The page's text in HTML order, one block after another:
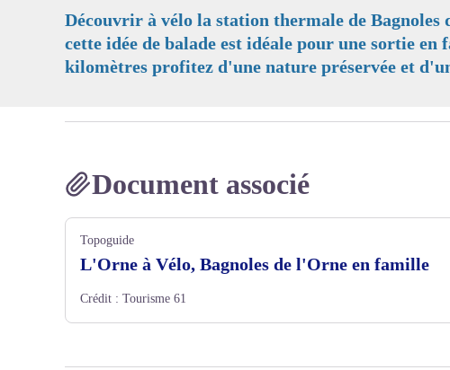
Découvrir à vélo la station thermale de Bagnoles
cette idée de balade est idéale pour une sortie en
kilomètres profitez d'une nature préservée et
Document associé
Topoguide
L'Orne à Vélo, Bagnoles de l'Orne en famille
Crédit : Tourisme 61